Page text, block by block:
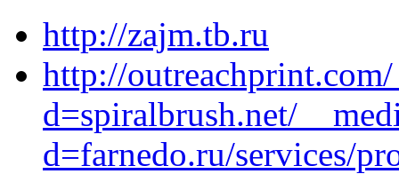
http://zajm.tb.ru
http://
d=spiralbrush.net/
d=farnedo.ru/services/